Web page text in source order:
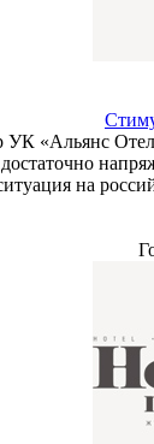
«Альянс
на